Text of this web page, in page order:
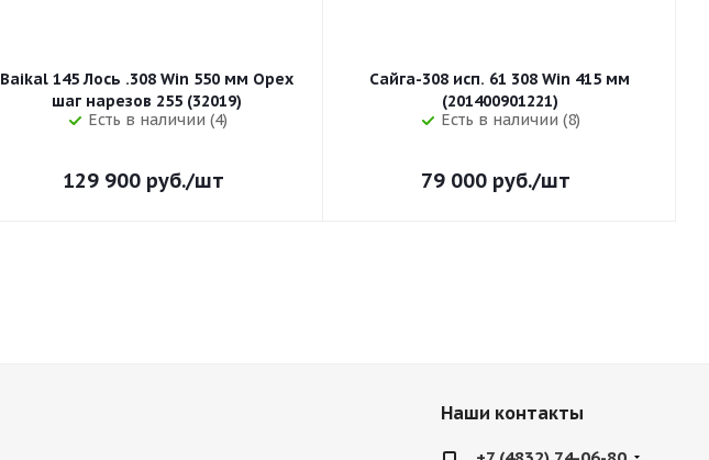
Baikal 145 Лось .308 Win 550 мм Орех
шаг нарезов 255 (32019)
Есть в наличии (4)
129 900руб./шт
Сайга-308 исп. 61 308 Win 415 мм
(201400901221)
Есть в наличии (8)
79 000 руб./шт
Наши контакты